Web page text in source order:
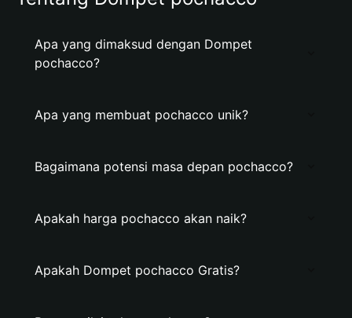
Apa yang dimaksud dengan Dompet
pochacco?
Apa yang membuat pochacco unik?
Bagaimana potensi masa depan pochacco?
Apakah harga pochacco akan naik?
Apakah Dompet pochacco Gratis?